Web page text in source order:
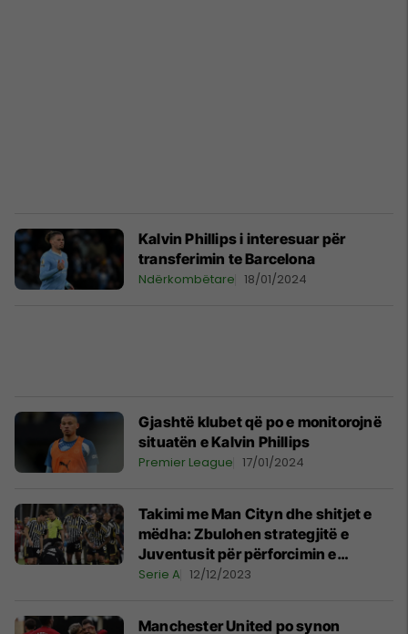
Kalvin Phillips i interesuar për
transferimin te Barcelona
Ndërkombëtare 18/01/2024
Gjashtë klubet që po e monitorojnë
situatën e Kalvin Phillips
Premier League 17/01/2024
Takimi me Man Cityn dhe shitjet e
mëdha: Zbulohen strategjitë e
Juventusit për përforcimin e
mesfushës
Serie A 12/12/2023
Manchester United po synon